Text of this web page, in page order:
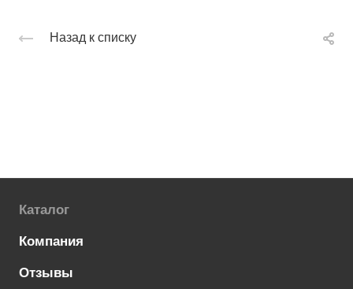
Назад к списку
Каталог
Компания
Отзывы